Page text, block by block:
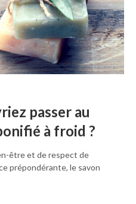
passer au
à froid ?
être et de respect de
prépondérante, le savon